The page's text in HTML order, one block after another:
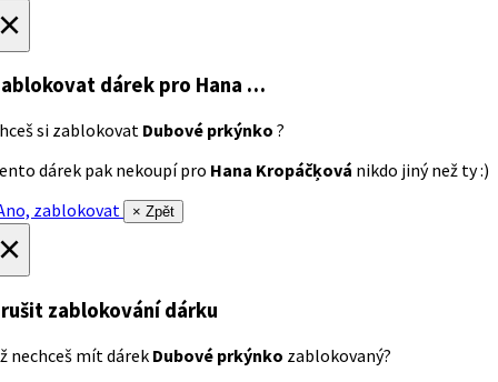
dárek pro Hana …
si zablokovat Dubové prkýnko ?
dárek pak nekoupí pro Hana Kropáčķová nikdo jiný než ty :)
zablokovat
× Zpět
zablokování dárku
nechceš mít dárek Dubové prkýnko zablokovaný?